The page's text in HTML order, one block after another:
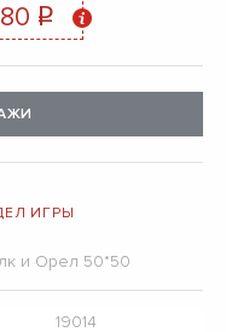
q
ИГРЫ
и Орел 50*50
19014